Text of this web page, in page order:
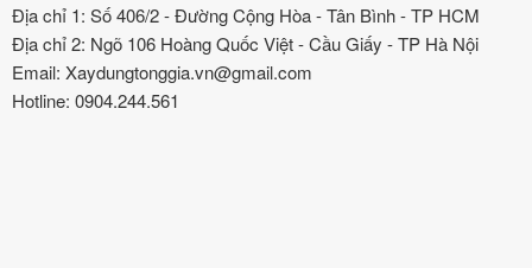
Địa chỉ 1: Số 406/2 - Đường Cộng Hòa - Tân Bình - TP HCM
Địa chỉ 2: Ngõ 106 Hoàng Quốc Việt - Cầu Giấy - TP Hà Nội
Email: Xaydungtonggia.vn@gmail.com
Hotline: 0904.244.561